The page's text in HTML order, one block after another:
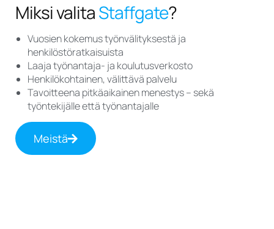
Miksi valitaStaffgate?
Vuosien kokemus työnvälityksestä ja
henkilöstöratkaisuista
Laaja työnantaja- ja koulutusverkosto
Henkilökohtainen, välittävä palvelu
Tavoitteena pitkäaikainen menestys – sekä
työntekijälle että työnantajalle
Meistä